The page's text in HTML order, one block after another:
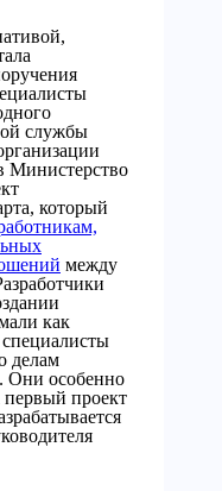
службы
Министерство
который
между
как
делам
Они особенно
первый проект